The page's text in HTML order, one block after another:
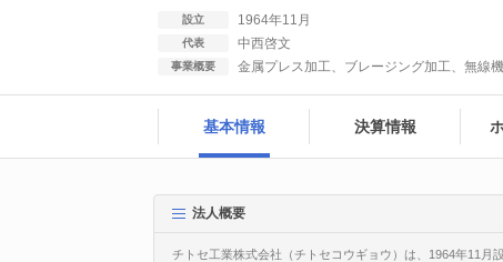
設立 1964年11月
代表 中西啓文
事業概要 金属プレス加工、ブレージング加工、無線
基本情報 決算情報
法人概要
チトセ工業株式会社（チトセコウギョウ）は、1964年11